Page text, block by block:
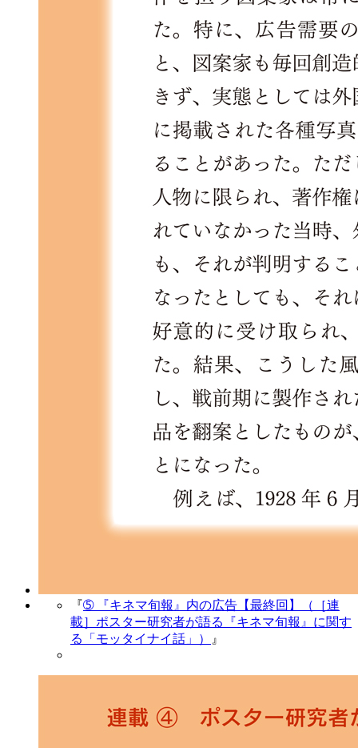
『➄ 『キネマ旬報』内の広告【最終回】（［連
載］ポスター研究者が語る『キネマ旬報』に関す
る「モッタイナイ話」）
』